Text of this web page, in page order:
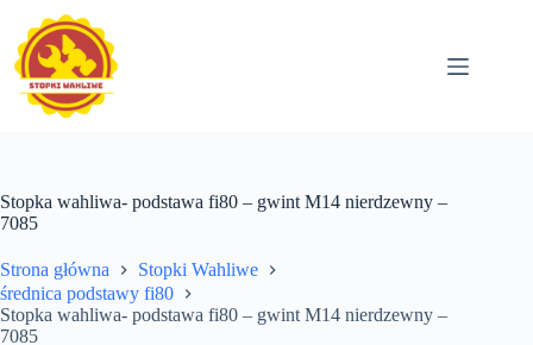
treści
Stopka wahliwa- podstawa fi80 – gwint M14 nierdzewny –
7085
Strona główna
Stopki Wahliwe
średnica podstawy fi80
Stopka wahliwa- podstawa fi80 – gwint M14 nierdzewny –
7085